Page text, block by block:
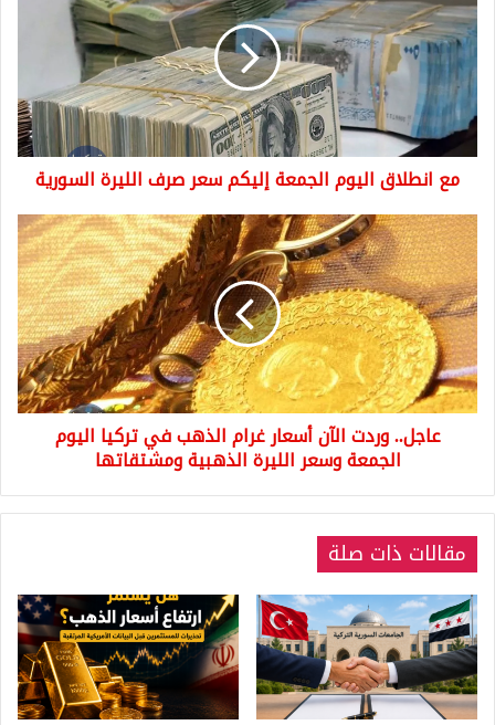
اليوم
الجمعة
إليكم
سعر
صرف
الليرة
السورية
مع انطلاق اليوم الجمعة إليكم سعر صرف الليرة السورية
عاجل..
وردت
الآن
أسعار
غرام
الذهب
في
تركيا
اليوم
الجمعة
الذهبية
عاجل.. وردت الآن أسعار غرام الذهب في تركيا اليوم
الجمعة وسعر الليرة الذهبية ومشتقاتها
مقالات ذات صلة